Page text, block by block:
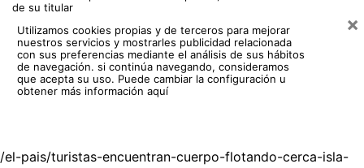
Utilizamos cookies propias y de terceros para mejorar
nuestros servicios y mostrarles publicidad relacionada
con sus preferencias mediante el análisis de sus hábitos
de navegación. si continúa navegando, consideramos
que acepta su uso.Puede cambiar la configuración u
obtener más información aquí
iguana-716759